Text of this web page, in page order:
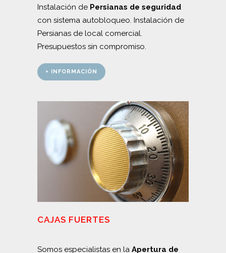
Instalación de Persianas de seguridad
con sistema autobloqueo. Instalación de
Persianas de local comercial.
Presupuestos sin compromiso.
+ INFORMACIÓN
CAJAS FUERTES
Somos especialistas en la Apertura de